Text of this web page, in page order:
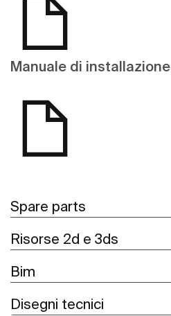
Manuale di installazione
Spare parts
Risorse 2d e 3ds
Bim
Disegni tecnici